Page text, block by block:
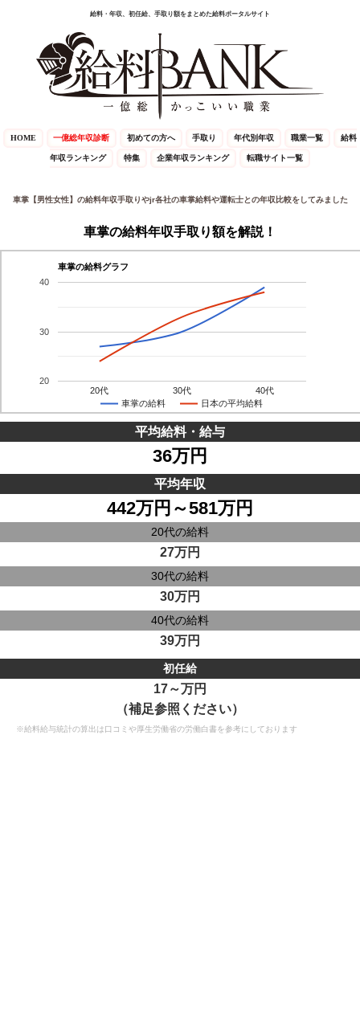
給料・年収、初任給、手取り額をまとめた給料ポータルサイト
HOME 一億総年収診断 初めての方へ 手取り 年代別年収 職業一覧 給料
年収ランキング 特集 企業年収ランキング 転職サイト一覧
車掌【男性女性】の給料年収手取りやjr各社の車掌給料や運転士との年収比較をしてみました
車掌の給料年収手取り額を解説！
車掌の給料グラフ
車掌の給料 日本の平均給料
20代 30代 40代
20
30
40
平均給料・給与
36万円
平均年収
442万円～581万円
20代の給料
27万円
30代の給料
30万円
40代の給料
39万円
初任給
17～万円
（補足参照ください）
※給料給与統計の算出は口コミや厚生労働省の労働白書を参考にしております